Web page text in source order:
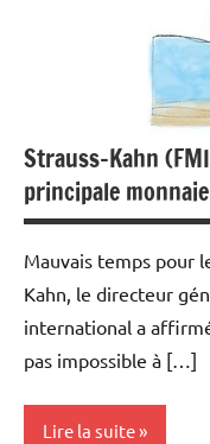
Strauss-Kahn
principale
Mauvais temps pour
Kahn, le directeur
international a
pas impossible à […]
Lire la suite